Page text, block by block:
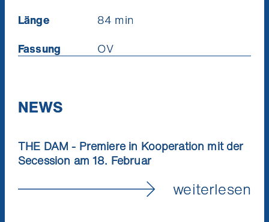
NEWS
THE DAM - Premiere in Kooperation mit der
Secession am 18. Februar
weiterlesen
Länge
84 min
Fassung
OV